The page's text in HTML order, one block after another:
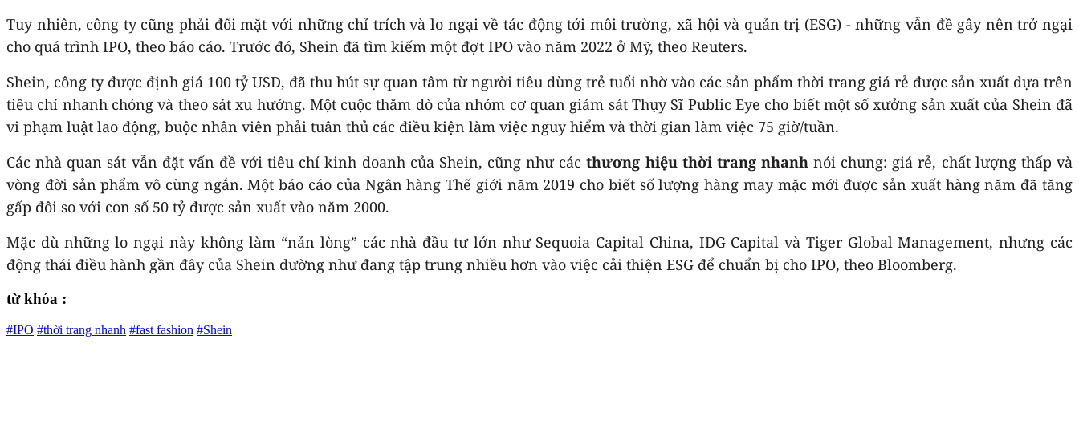
Tuy nhiên, công ty cũng phải đối mặt với những chỉ trích và lo ngại về tác động tới môi trường, xã hội và quản trị (ESG) - những vẫn đề gây nên trở ngại
cho quá trình IPO, theo báo cáo. Trước đó, Shein đã tìm kiếm một đợt IPO vào năm 2022 ở Mỹ, theo Reuters.
Shein, công ty được định giá 100 tỷ USD, đã thu hút sự quan tâm từ người tiêu dùng trẻ tuổi nhờ vào các sản phẩm thời trang giá rẻ được sản xuất dựa trên
tiêu chí nhanh chóng và theo sát xu hướng. Một cuộc thăm dò của nhóm cơ quan giám sát Thụy Sĩ Public Eye cho biết một số xưởng sản xuất của Shein đã
vi phạm luật lao động, buộc nhân viên phải tuân thủ các điều kiện làm việc nguy hiểm và thời gian làm việc 75 giờ/tuần.
Các nhà quan sát vẫn đặt vấn đề với tiêu chí kinh doanh của Shein, cũng như cácthương hiệu thời trang nhanh nói chung: giá rẻ, chất lượng thấp và
vòng đời sản phẩm vô cùng ngắn. Một báo cáo của Ngân hàng Thế giới năm 2019 cho biết số lượng hàng may mặc mới được sản xuất hàng năm đã tăng
gấp đôi so với con số 50 tỷ được sản xuất vào năm 2000.
Mặc dù những lo ngại này không làm “nản lòng” các nhà đầu tư lớn như Sequoia Capital China, IDG Capital và Tiger Global Management, nhưng các
động thái điều hành gần đây của Shein dường như đang tập trung nhiều hơn vào việc cải thiện ESG để chuẩn bị cho IPO, theo Bloomberg.
từ khóa :
#IPO #thời trang nhanh #fast fashion #Shein